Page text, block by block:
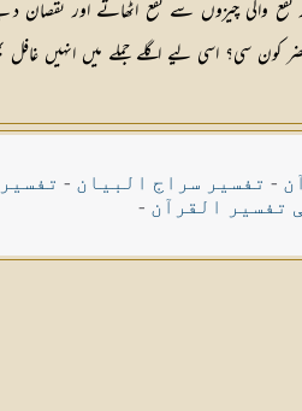
نفع والی چیزوں سے نفع اٹھاتے اور نقصان
سی؟ اسی لیے اگلے جملے میں انہیں غافل
- تفسیر سراج البیان -
تفسیر القرآن -